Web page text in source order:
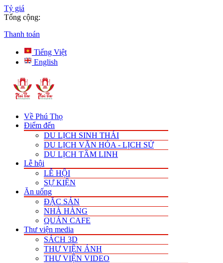
Tỷ giá
Tổng cộng:
Thanh toán
Tiếng Việt
English
Về Phú Thọ
Điểm đến
DU LỊCH SINH THÁI
DU LỊCH VĂN HÓA - LỊCH SỬ
DU LỊCH TÂM LINH
Lễ hội
LỄ HỘI
SỰ KIỆN
Ăn uống
ĐẶC SẢN
NHÀ HÀNG
QUÁN CAFE
Thư viện media
SÁCH 3D
THƯ VIỆN ẢNH
THƯ VIỆN VIDEO